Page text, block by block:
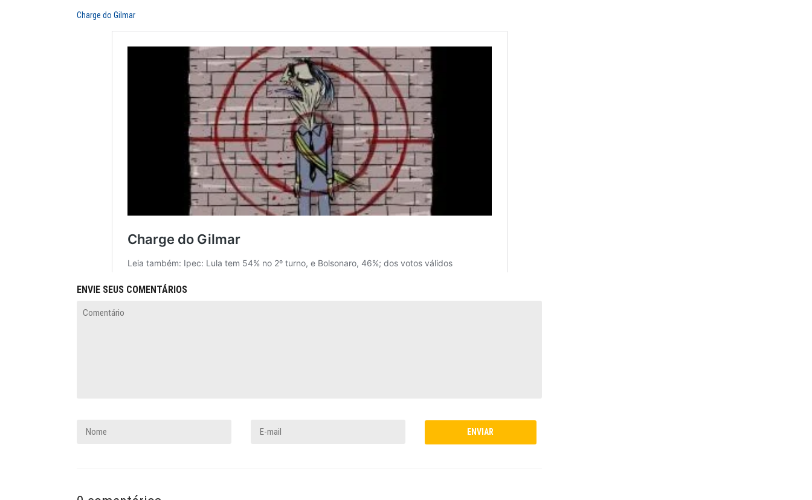
Charge do Gilmar
ENVIE SEUS COMENTÁRIOS